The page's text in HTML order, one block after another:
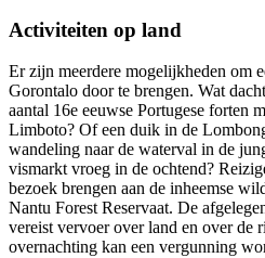
Activiteiten op land
Er zijn meerdere mogelijkheden om
Gorontalo door te brengen. Wat
aantal 16e eeuwse Portugese forten
Limboto? Of een duik in de
wandeling naar de waterval in de
vismarkt vroeg in de ochtend?
bezoek brengen aan de inheemse
Nantu Forest Reservaat. De
vereist vervoer over land en over de
overnachting kan een vergunning